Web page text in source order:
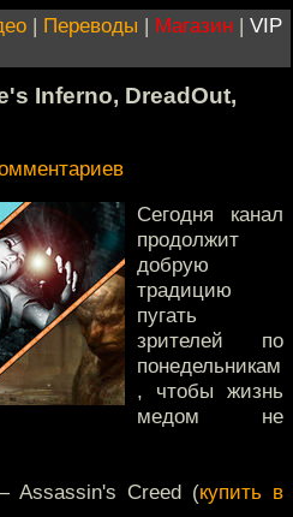
| Переводы | Магазин | VIP
Inferno, DreadOut,
Сегодня канал
продолжит
добрую
традицию
пугать
зрителей по
понедельникам
, чтобы жизнь
медом не
Creed (купить в